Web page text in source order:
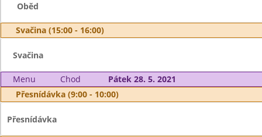
Oběd
Svačina (15:00 - 16:00)
Svačina
Menu Chod
Pátek 28. 5. 2021
Přesnídávka (9:00 - 10:00)
Přesnídávka